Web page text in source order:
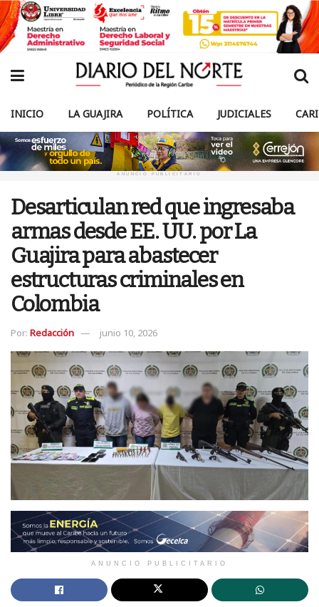
INICIO LA GUAJIRA POLÍTICA JUDICIALES
ANUNCIO PUBLICITARIO
Desarticulan red que ingresaba
armas desde EE. UU. por La
Guajira para abastecer
estructuras criminales en
Colombia
Por: Redacción junio 10, 2026
ANUNCIO PUBLICITARIO